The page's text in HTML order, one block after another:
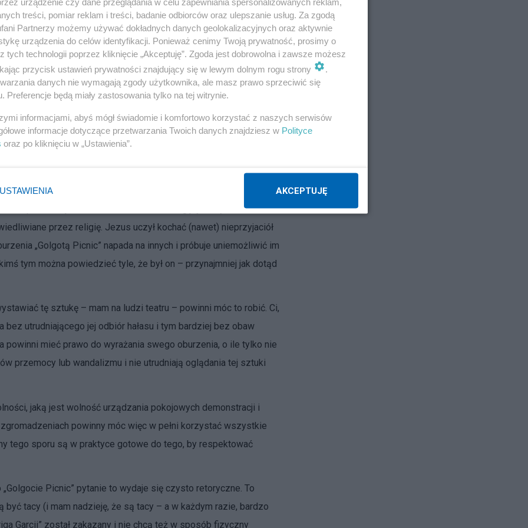
innej sztuki (podobnie jak wyświetlanie jakiegoś filmu
w sposób pokojowy i nie utrudniający wystawiania tej sztuki i
przeciwko (np.) „Golgocie picnic” na łamach prasy czy w
najbardziej O.K. Jak najbardziej O.K. są zbiorowe modlitwy i
aktorów poprzez krzyki czy gwizdy O.K. nie są. Tym
picnic” i plucie na nich – do czego dochodziło np. przed
sposób oczywiście proporcjonalny i wystarczający do
z powodu oburzenia treściami zawartymi w „Golgocie picnic”
uniemożliwić bądź utrudnić im odbiór tej sztuki należy
źródło w tzw. uczuciach religijnych, być może
przez religię. Jezus uczył kochać (nawet) nieprzyjaciół
„Golgotą Picnic” napada na innych i próbuje uniemożliwić im
tym można powiedzieć tyle, że był on – przynajmniej jak dotąd
tę sztukę – mam na ludzi teatru – powinni móc to robić. Ci,
utrudniającego jej odbiór hałasu i tym bardziej bez obaw
powinni mieć prawo do wyrażania swego oburzenia, o ile tylko nie
przemocy lub wandalizmu i nie utrudniają oglądania tej sztuki
jaką jest wolność urządzania pokojowych demonstracji i
powinny móc więc w pełni korzystać wszystkie
tego sporu są w praktyce gotowe do tego, by respektować
Picnic” pytanie to wydaje się czysto retoryczne. To
tacy (i mam nadzieję, że są tacy – a w każdym razie, bardzo
Garcii” został zakazany i nie chcą też w sposób fizyczny
treści, pomiar reklam i treści, badanie odbiorców oraz ulepszanie usług. Za zgodą
Partnerzy możemy używać dokładnych danych geolokalizacyjnych oraz aktywnie
urządzenia do celów identyfikacji. Ponieważ cenimy Twoją prywatność, prosimy o
tych technologii poprzez kliknięcie „Akceptuję”. Zgoda jest dobrowolna i zawsze możesz
przycisk ustawień prywatności znajdujący się w lewym dolnym rogu strony
.
danych nie wymagają zgody użytkownika, ale masz prawo sprzeciwić się
Preferencje będą miały zastosowania tylko na tej witrynie.
informacjami, abyś mógł świadomie i komfortowo korzystać z naszych serwisów
informacje dotyczące przetwarzania Twoich danych znajdziesz w Polityce
oraz po kliknięciu w „Ustawienia”.
USTAWIENIA AKCEPTUJĘ